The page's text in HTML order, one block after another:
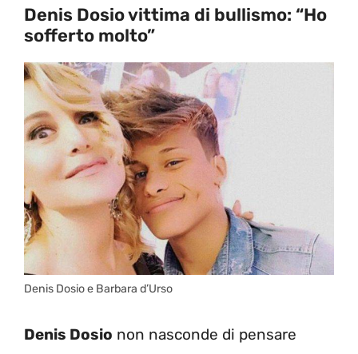
Denis Dosio vittima di bullismo: “Ho
sofferto molto”
Denis Dosio e Barbara d’Urso
Denis Dosio non nasconde di pensare